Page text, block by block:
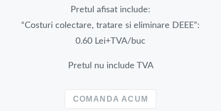
Pretul afisat include:
“Costuri colectare, tratare si eliminare DEEE”:
0.60 Lei+TVA/buc
Pretul nu include TVA
COMANDA ACUM